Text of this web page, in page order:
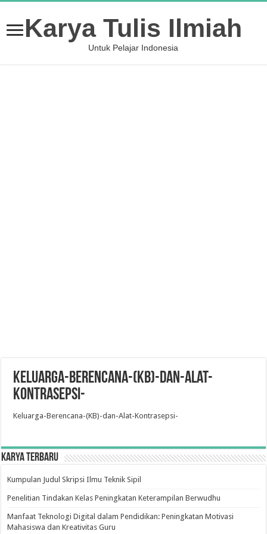
Karya Tulis Ilmiah
Untuk Pelajar Indonesia
Keluarga-Berencana-(KB)-dan-Alat-
Kontrasepsi-
Keluarga-Berencana-(KB)-dan-Alat-Kontrasepsi-
Karya Terbaru
Kumpulan Judul Skripsi Ilmu Teknik Sipil
Penelitian Tindakan Kelas Peningkatan Keterampilan Berwudhu
Manfaat Teknologi Digital dalam Pendidikan: Peningkatan Motivasi
Mahasiswa dan Kreativitas Guru